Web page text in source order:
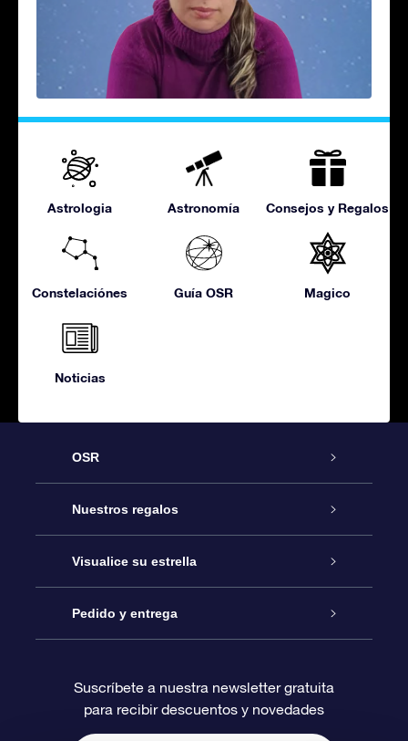
Astrologia Astronomía Consejos y Regalos
Constelaciónes Guía OSR Magico
Noticias
OSR
Atención
Contáctanos
Blog
Reseñas
Nuestros regalos
Regalo Estrella Online
Paquete de Regalo OSR
Tarjeta de Regalo OSR
Visualice su estrella
Registro estelar
Página de Estrella Personalizada
Pedido y entrega
Información de Pago
Suscríbete a nuestra newsletter gratuita
para recibir descuentos y novedades